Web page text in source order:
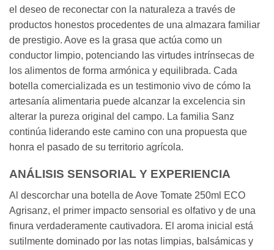
el deseo de reconectar con la naturaleza a través de
productos honestos procedentes de una almazara familiar
de prestigio. Aove es la grasa que actúa como un
conductor limpio, potenciando las virtudes intrínsecas de
los alimentos de forma armónica y equilibrada. Cada
botella comercializada es un testimonio vivo de cómo la
artesanía alimentaria puede alcanzar la excelencia sin
alterar la pureza original del campo. La familia Sanz
continúa liderando este camino con una propuesta que
honra el pasado de su territorio agrícola.
ANÁLISIS SENSORIAL Y EXPERIENCIA
Al descorchar una botella de Aove Tomate 250ml ECO
Agrisanz, el primer impacto sensorial es olfativo y de una
finura verdaderamente cautivadora. El aroma inicial está
sutilmente dominado por las notas limpias, balsámicas y